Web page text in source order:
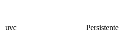
uvc Persistente